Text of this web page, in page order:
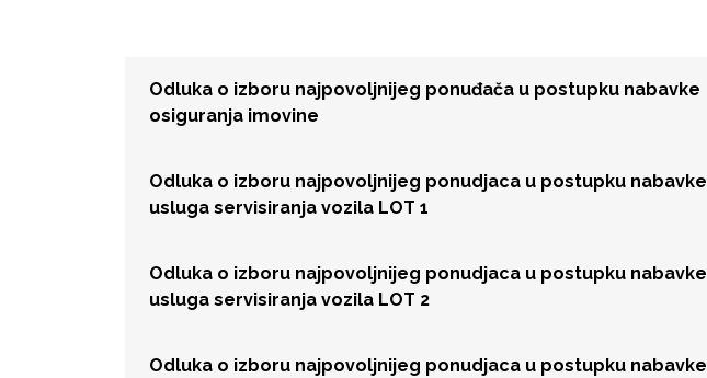
Odluka o izboru najpovoljnijeg ponuđača u postupku nabavke
osiguranja imovine
Odluka o izboru najpovoljnijeg ponudjaca u postupku nabavke
usluga servisiranja vozila LOT 1
Odluka o izboru najpovoljnijeg ponudjaca u postupku nabavke
usluga servisiranja vozila LOT 2
Odluka o izboru najpovoljnijeg ponudjaca u postupku nabavke